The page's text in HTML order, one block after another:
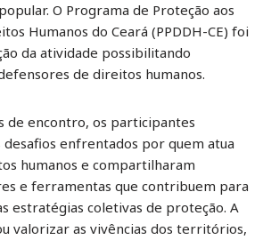
O Programa de Proteção aos
Humanos do Ceará (PPDDH-CE) foi
da atividade possibilitando
de direitos humanos.
de encontro, os participantes
enfrentados por quem atua
humanos e compartilharam
e ferramentas que contribuem para
estratégias coletivas de proteção. A
valorizar as vivências dos territórios,